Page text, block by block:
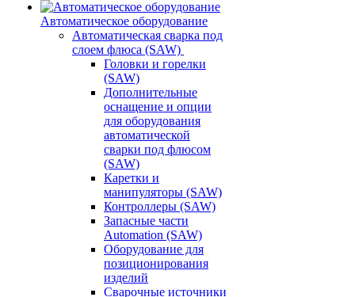
Автоматическое оборудование
Автоматическая сварка под
слоем флюса (SAW)
Головки и горелки
(SAW)
Дополнительные
оснащение и опции
для оборудования
автоматической
сварки под флюсом
(SAW)
Каретки и
манипуляторы (SAW)
Контроллеры (SAW)
Запасные части
Automation (SAW)
Оборудование для
позиционирования
изделий
Сварочные источники